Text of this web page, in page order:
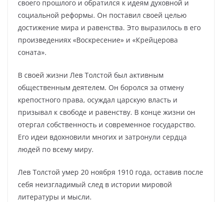
своего прошлого и обратился к идеям духовной и
социальной реформы. Он поставил своей целью
достижение мира и равенства. Это выразилось в его
произведениях «Воскресение» и «Крейцерова
соната».
В своей жизни Лев Толстой был активным
общественным деятелем. Он боролся за отмену
крепостного права, осуждал царскую власть и
призывал к свободе и равенству. В конце жизни он
отергал собственность и современное государство.
Его идеи вдохновили многих и затронули сердца
людей по всему миру.
Лев Толстой умер 20 ноября 1910 года, оставив после
себя неизгладимый след в истории мировой
литературы и мысли.